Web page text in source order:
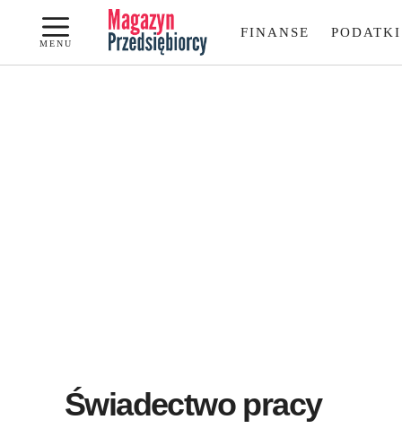
Przejdź
treści
MENU
FINANSE PODATKI
Świadectwo pracy